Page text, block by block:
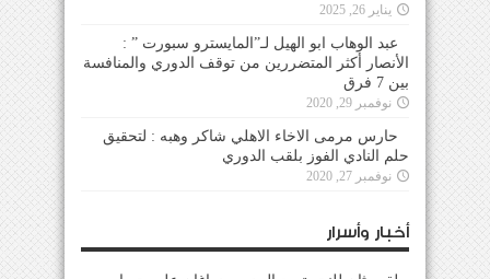
يناير 26, 2025
عبد الوهاب ابو الهيل لـ”المايسترو سبورت ” :
الأنصار أكثر المتضررين من توقف الدوري والمنافسة
بين 7 فرق
نوفمبر 29, 2020
حارس مرمى الاخاء الاهلي شاكر وهبه : لتحقيق
حلم النادي الفوز بلقب الدوري
نوفمبر 27, 2020
أخبار وأسرار